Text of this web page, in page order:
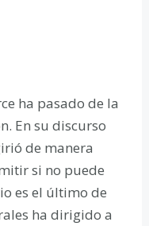
ha pasado de la
En su discurso
de manera
si no puede
es el último de
ha dirigido a